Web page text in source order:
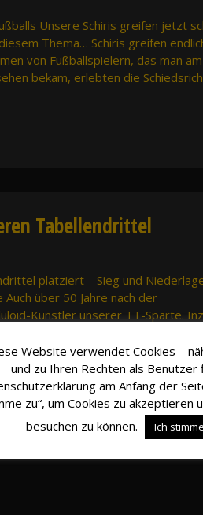
Unsere Schiris greifen jetzt
Thema… Schiris greifen
von Fußballspielern, das man am
bekam, erlebten die
Tabellendrittel
platziert – Sieg und
über 50 Jahre nach der
Künstler unserer TT-Sparte.
dort einen guten dritten Platz.
Website verwendet Cookies –
und zu Ihren Rechten als Benutzer
am Anfang der
zu“, um Cookies zu akzeptieren
besuchen zu können.
Ich